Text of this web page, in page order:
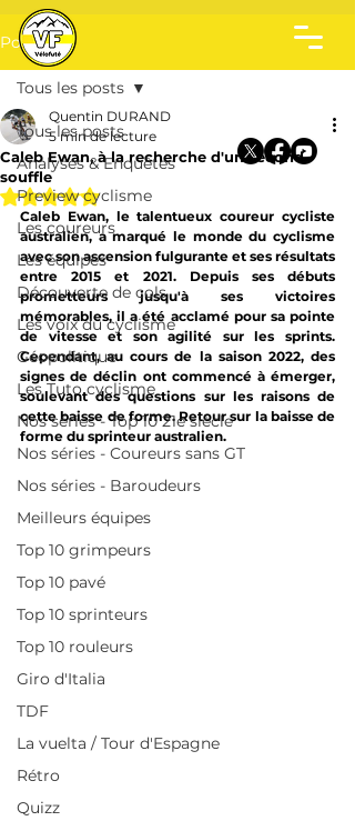
Post
Tous les posts
Analyses & Enquêtes
Preview cyclisme
Les coureurs
Les équipes
Découverte de cols
Les voix du cyclisme
Géopolitique
Les Tuto cyclisme
Nos séries - Top 10 21e siècle
Nos séries - Coureurs sans GT
Nos séries - Baroudeurs
Meilleurs équipes
Top 10 grimpeurs
Top 10 pavé
Top 10 sprinteurs
Top 10 rouleurs
Giro d'Italia
TDF
La vuelta / Tour d'Espagne
Rétro
Quizz
Tous les posts
Caleb Ewan, à la recherche d'un second
souffle
Quentin DURAND
5 min de lecture
Noté NaN étoiles sur 5.
Caleb Ewan, le talentueux coureur cycliste
australien, a marqué le monde du cyclisme
avec son ascension fulgurante et ses résultats
entre 2015 et 2021. Depuis ses débuts
prometteurs jusqu'à ses victoires
mémorables, il a été acclamé pour sa pointe
de vitesse et son agilité sur les sprints.
Cependant, au cours de la saison 2022, des
signes de déclin ont commencé à émerger,
soulevant des questions sur les raisons de
cette baisse de forme. Retour sur la baisse de
forme du sprinteur australien.